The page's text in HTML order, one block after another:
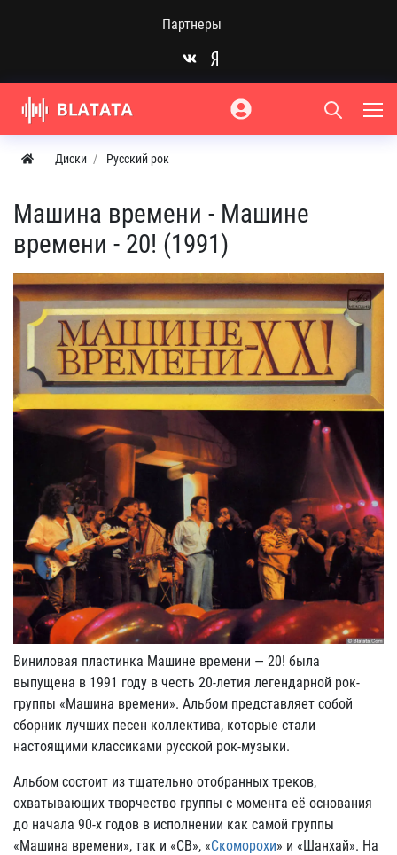
Партнеры
Диски Русский рок
Машина времени - Машине
времени - 20! (1991)
Виниловая пластинка Машине времени — 20! была
выпущена в 1991 году в честь 20-летия легендарной рок-
группы «Машина времени». Альбом представляет собой
сборник лучших песен коллектива, которые стали
настоящими классиками русской рок-музыки.
Альбом состоит из тщательно отобранных треков,
охватывающих творчество группы с момента её основания
до начала 90-х годов в исполнении как самой группы
«Машина времени», так и «СВ», «Скоморохи» и «Шанхай». На